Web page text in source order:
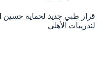
قرار طبي جديد لحماية حسين
لتدريبات الأهلي